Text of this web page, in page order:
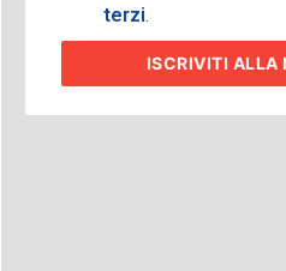
terzi.
ISCRIVITI ALLA